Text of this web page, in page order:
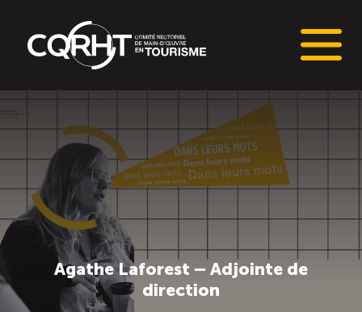
Connaissances stratégiques
Informations sur le marché du travail (IMT)
Tableaux de bord de l’industrie touristique
Main-d’oeuvre en tourisme
Le pôle IMT
Agathe Laforest – Adjointe de
direction